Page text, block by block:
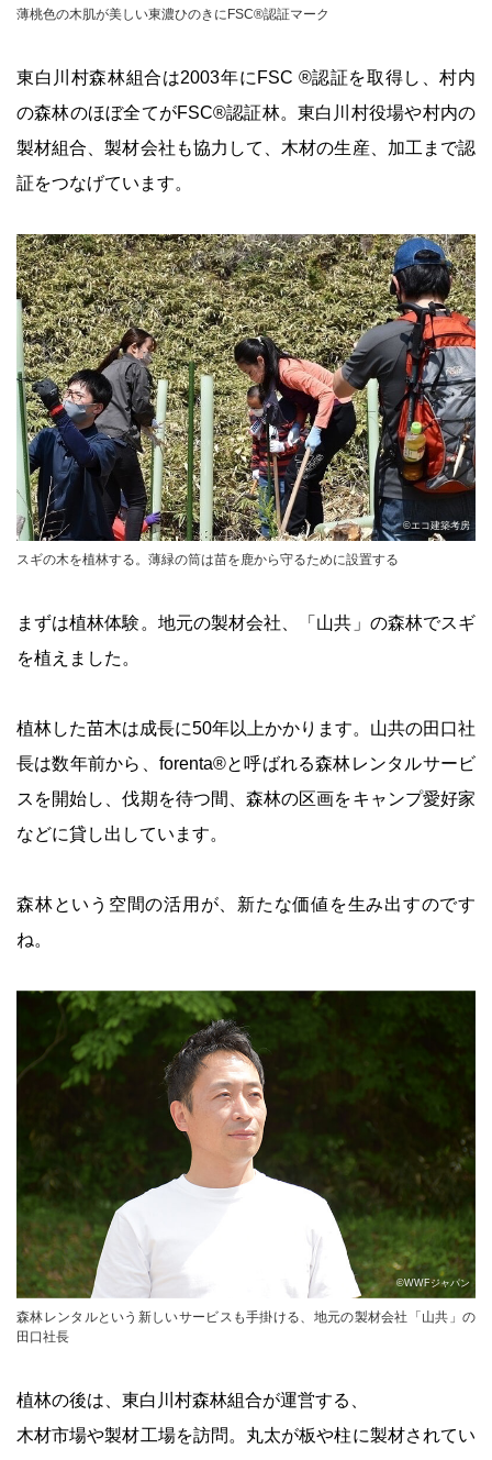
薄桃色の木肌が美しい東濃ひのきにFSC®認証マーク
東白川村森林組合は2003年にFSC ®認証を取得し、村内
の森林のほぼ全てがFSC®認証林。東白川村役場や村内の
製材組合、製材会社も協力して、木材の生産、加工まで認
証をつなげています。
©エコ建築考房
スギの木を植林する。薄緑の筒は苗を鹿から守るために設置する
まずは植林体験。地元の製材会社、「山共」の森林でスギ
を植えました。
植林した苗木は成長に50年以上かかります。山共の田口社
長は数年前から、forenta®と呼ばれる森林レンタルサービ
スを開始し、伐期を待つ間、森林の区画をキャンプ愛好家
などに貸し出しています。
森林という空間の活用が、新たな価値を生み出すのです
ね。
©WWFジャパン
森林レンタルという新しいサービスも手掛ける、地元の製材会社「山共」の
田口社長
植林の後は、東白川村森林組合が運営する、
木材市場や製材工場を訪問。丸太が板や柱に製材されてい